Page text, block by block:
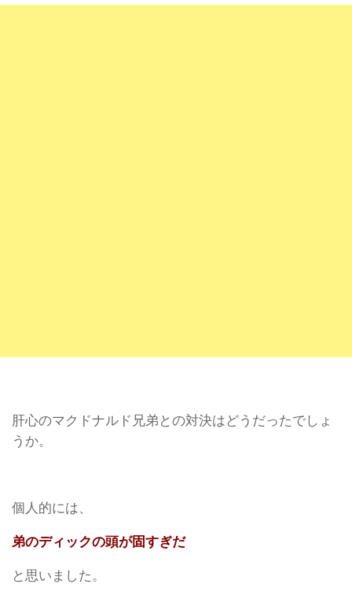
肝心のマクドナルド兄弟との対決はどうだったでしょ
うか。
個人的には、
弟のディックの頭が固すぎだ
と思いました。